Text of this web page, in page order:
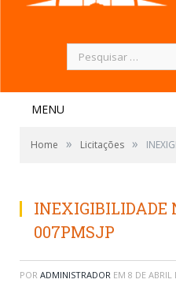
Pesquisar
por:
MENU
Home » Licitações »
INEXIGIBILIDADE
007PMSJP
POR ADMINISTRADOR EM 8 DE ABRIL